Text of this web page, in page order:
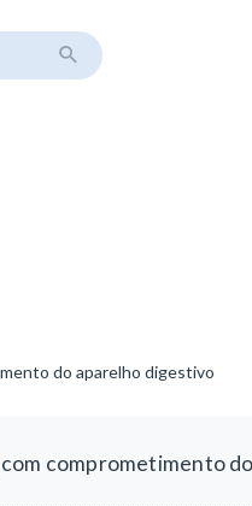
do aparelho digestivo
comprometimento